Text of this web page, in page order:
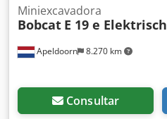
Apeldoorn 8.270 km
Miniexcavadora
Bobcat E 19 e Elektrisch
Consultar